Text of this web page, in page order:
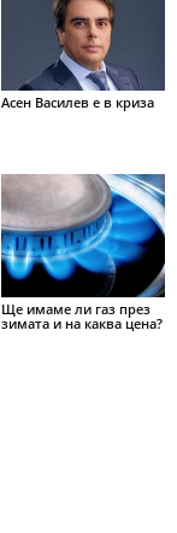
Асен Василев е в криза
Ще имаме ли газ през
зимата и на каква цена?